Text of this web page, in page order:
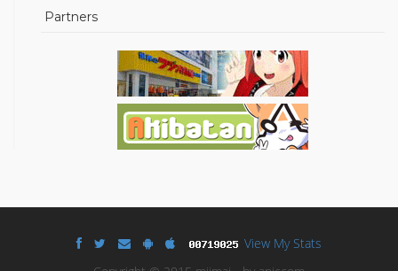
Partners
View My Stats